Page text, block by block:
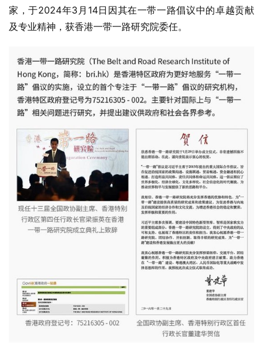
家，于2024年3月14日因其在一带一路倡议中的卓越贡献
及专业精神，获香港一带一路研究院委任。